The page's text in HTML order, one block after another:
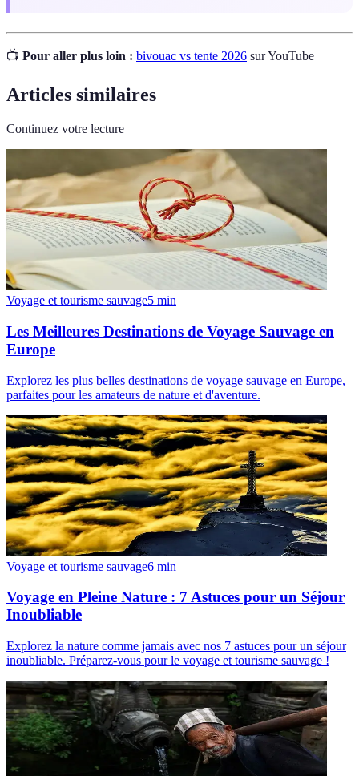
📺 Pour aller plus loin : bivouac vs tente 2026 sur YouTube
Articles similaires
Continuez votre lecture
Voyage et tourisme sauvage5 min
Les Meilleures Destinations de Voyage Sauvage en
Europe
Explorez les plus belles destinations de voyage sauvage en Europe,
parfaites pour les amateurs de nature et d'aventure.
Voyage et tourisme sauvage6 min
Voyage en Pleine Nature : 7 Astuces pour un Séjour
Inoubliable
Explorez la nature comme jamais avec nos 7 astuces pour un séjour
inoubliable. Préparez-vous pour le voyage et tourisme sauvage !